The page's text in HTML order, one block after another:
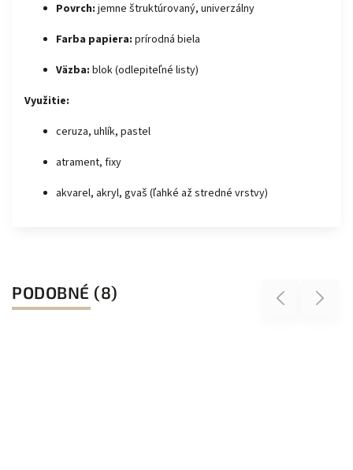
Povrch: jemne štruktúrovaný, univerzálny
Farba papiera: prírodná biela
Väzba: blok (odlepiteľné listy)
Využitie:
ceruza, uhlík, pastel
atrament, fixy
akvarel, akryl, gvaš (ľahké až stredné vrstvy)
PODOBNÉ (8) Previous Next